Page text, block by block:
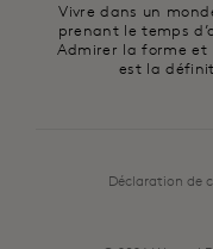
Vivre dans un
prenant le temps
Admirer la forme et
est la
Déclaration de